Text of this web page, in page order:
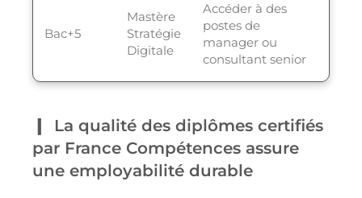
Bac+5
Mastère
Stratégie
Digitale
Accéder à des
postes de
manager ou
consultant senior
La qualité des diplômes certifiés
par France Compétences assure
une employabilité durable